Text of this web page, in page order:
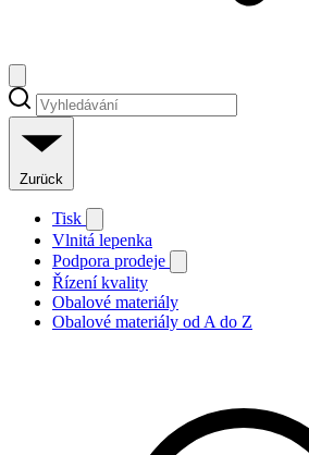
Zurück
Tisk
Vlnitá lepenka
Podpora prodeje
Řízení kvality
Obalové materiály
Obalové materiály od A do Z